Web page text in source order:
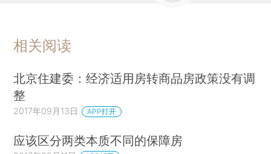
相关阅读
北京住建委：经济适用房转商品房政策没有调
整
2017年09月13日 APP打开
应该区分两类本质不同的保障房